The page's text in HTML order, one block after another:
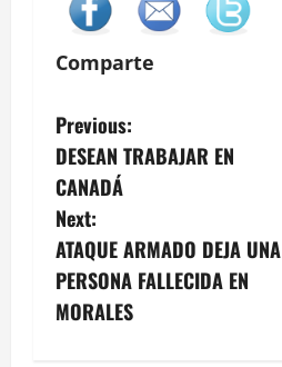
Comparte
P
o
s
t
n
Previous:
DESEAN TRABAJAR EN
CANADÁ
Next:
ATAQUE ARMADO DEJA UNA
PERSONA FALLECIDA EN
MORALES